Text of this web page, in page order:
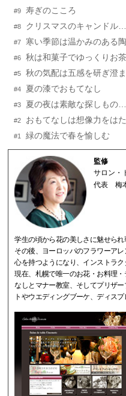
#9 寿ぎのこころ
#8 クリスマスのキャンドル
#7 寒い季節は温かみのある
#6 秋は和菓子でゆっくりお
#5 秋の気配は五感を研ぎ澄
#4 夏の漆でおもてなし
#3 夏の夜は素敵な探しもの
#2 おもてなしは想像力をは
#1 緑の魔法で春を愉しむ
監修
サロン・
代表梅
学生の頃から花の美しさに魅せられ
その後、ヨーロッパのフラワーア
心を持つようになり、インストラク
現在、札幌で唯一のお花・お料理
なしとマナー教室、そしてプリザ
トやウエディングブーケ、ディスプ